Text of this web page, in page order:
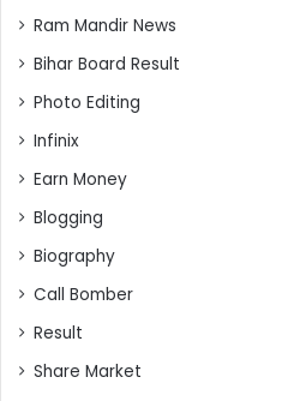
Ram Mandir News
Bihar Board Result
Photo Editing
Infinix
Earn Money
Blogging
Biography
Call Bomber
Result
Share Market